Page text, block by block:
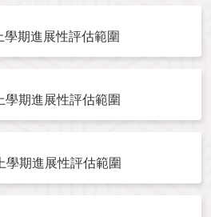
期進展性評估範圍
學期進展性評估範圍
學期進展性評估範圍